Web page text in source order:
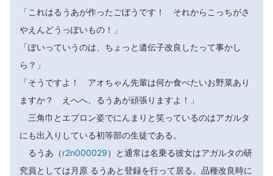
「これはるうあが作ったごぼうです！ それからこっちがさ
やえんどうっぽいもの！」
「ぽいっていうのは、ちょっと遺伝子改良したって事かし
ら？」
「そうですよ！ アオちゃん先輩は何か食べたいお野菜あり
ますか？ えへへ、るうあが頑張りますよ！」
三角巾とエプロン姿でにんまりと笑っているのはアガルタ
にも出入りしている初等部の生徒である。
るうあ（r2n000029）と通常は名乗る彼女はアガルタの研
究員としては月原 るうあと登録を行って居る。品種改良時に